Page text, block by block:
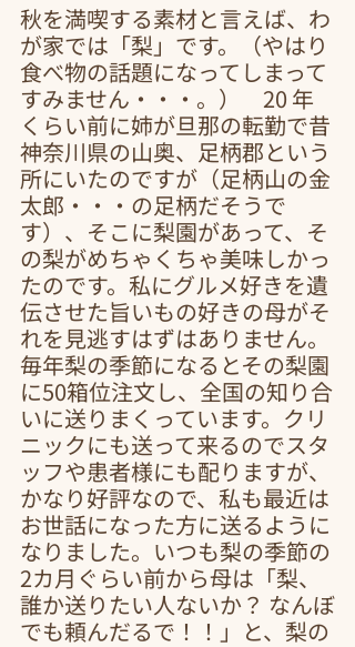
秋を満喫する素材と言えば、わ
が家では「梨」です。（やはり
食べ物の話題になってしまって
すみません・・・。）　20 年
くらい前に姉が旦那の転勤で昔
神奈川県の山奥、足柄郡という
所にいたのですが（足柄山の金
太郎・・・の足柄だそうで
す）、そこに梨園があって、そ
の梨がめちゃくちゃ美味しかっ
たのです。私にグルメ好きを遺
伝させた旨いもの好きの母がそ
れを見逃すはずはありません。
毎年梨の季節になるとその梨園
に50箱位注文し、全国の知り合
いに送りまくっています。クリ
ニックにも送って来るのでスタ
ッフや患者様にも配りますが、
かなり好評なので、私も最近は
お世話になった方に送るように
なりました。いつも梨の季節の
2カ月ぐらい前から母は「梨、
誰か送りたい人ないか？ なんぼ
でも頼んだるで！！」と、梨の